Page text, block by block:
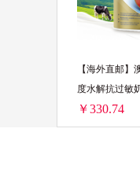
【海外直邮】
度水解抗过敏
￥330.74